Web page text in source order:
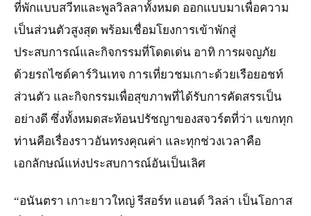
ที่พักแบบสวีทและพูลวิลลาทั้งหมด ออกแบบมาเพื่อความ
เป็นส่วนตัวสูงสุด พร้อมเชื่อมโยงการเข้าพักสู่
ประสบการณ์และกิจกรรมที่โดดเด่น อาทิ การผจญภัย
ด้วยรถไซด์คาร์วินเทจ การเที่ยวชมเกาะด้วยเรือยอชท์
ส่วนตัว และกิจกรรมเพื่อสุขภาพที่ได้รับการคัดสรรเป็น
อย่างดี ซึ่งทั้งหมดสะท้อนปรัชญาของสจวร์ตที่ว่า แขกทุก
ท่านคือเรื่องราวอันทรงคุณค่า และทุกช่วงเวลาคือ
เอกลักษณ์แห่งประสบการณ์อันเป็นเลิศ
“อนันตรา เกาะยาวใหญ่ รีสอร์ท แอนด์ วิลล่า เป็นโอกาส